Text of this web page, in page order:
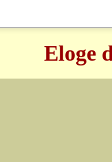
Eloge